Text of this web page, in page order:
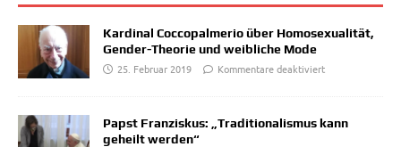
Kardinal Coccopalmerio über Homosexualität,
Gender-Theorie und weibliche Mode
25. Februar 2019
Kommentare deaktiviert
Papst Franziskus: „Traditionalismus kann
geheilt werden“